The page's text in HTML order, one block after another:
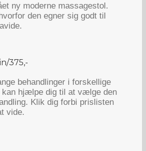
ny moderne massagestol.
den egner sig godt til
375,-
behandlinger i forskellige
kan hjælpe dig til at vælge den
Klik dig forbi prislisten
vide.